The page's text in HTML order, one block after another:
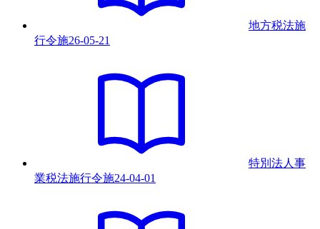
地方税法施
行令施26-05-21
特別法人事
業税法施行令施24-04-01